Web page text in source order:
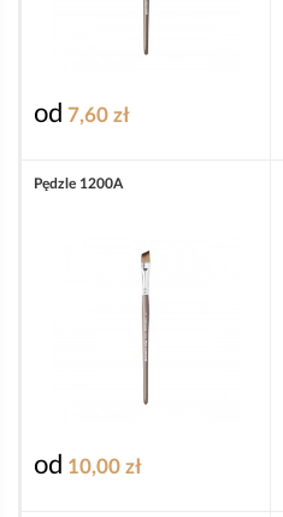
od 7,60 zł
Pędzle 1200A
od 10,00 zł